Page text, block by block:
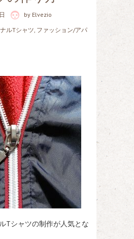
by Elvezio
ルTシャツ, ファッション/アパ
Tシャツの制作が人気とな